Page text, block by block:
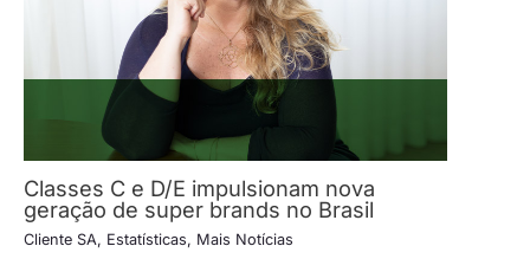
Classes C e D/E impulsionam nova
geração de super brands no Brasil
Cliente SA, Estatísticas, Mais Notícias